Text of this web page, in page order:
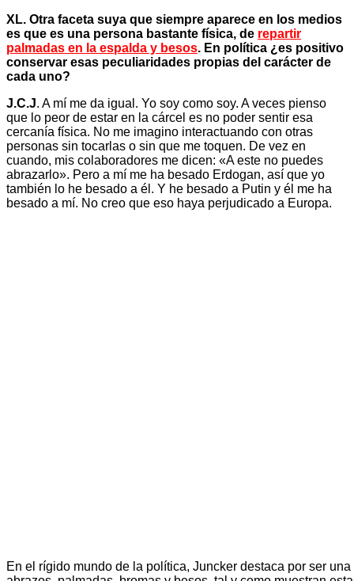
XL. Otra faceta suya que siempre aparece en los medios
es que es una persona bastante física, de repartir
palmadas en la espalda y besos. En política ¿es positivo
conservar esas peculiaridades propias del carácter de
cada uno?
J.C.J. A mí me da igual. Yo soy como soy. A veces pienso
que lo peor de estar en la cárcel es no poder sentir esa
cercanía física. No me imagino interactuando con otras
personas sin tocarlas o sin que me toquen. De vez en
cuando, mis colaboradores me dicen: «A este no puedes
abrazarlo». Pero a mí me ha besado Erdogan, así que yo
también lo he besado a él. Y he besado a Putin y él me ha
besado a mí. No creo que eso haya perjudicado a Europa.
En el rígido mundo de la política, Juncker destaca por ser